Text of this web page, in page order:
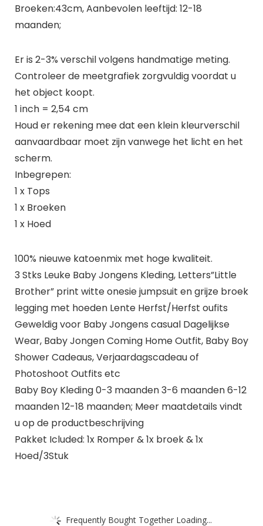
Broeken:43cm, Aanbevolen leeftijd: 12-18
maanden;
Er is 2-3% verschil volgens handmatige meting.
Controleer de meetgrafiek zorgvuldig voordat u
het object koopt.
1 inch = 2,54 cm
Houd er rekening mee dat een klein kleurverschil
aanvaardbaar moet zijn vanwege het licht en het
scherm.
Inbegrepen:
1 x Tops
1 x Broeken
1 x Hoed
100% nieuwe katoenmix met hoge kwaliteit.
3 Stks Leuke Baby Jongens Kleding, Letters”Little
Brother” print witte onesie jumpsuit en grijze broek
legging met hoeden Lente Herfst/Herfst oufits
Geweldig voor Baby Jongens casual Dagelijkse
Wear, Baby Jongen Coming Home Outfit, Baby Boy
Shower Cadeaus, Verjaardagscadeau of
Photoshoot Outfits etc
Baby Boy Kleding 0-3 maanden 3-6 maanden 6-12
maanden 12-18 maanden; Meer maatdetails vindt
u op de productbeschrijving
Pakket Icluded: 1x Romper & 1x broek & 1x
Hoed/3Stuk
Frequently Bought Together Loading...